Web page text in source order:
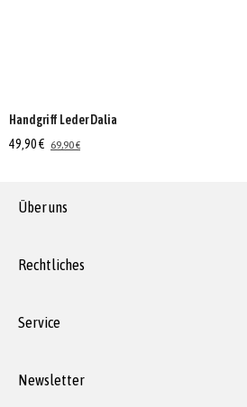
Handgriff Leder Dalia
49,90 € 69,90 €
Über uns
Rechtliches
Service
Newsletter